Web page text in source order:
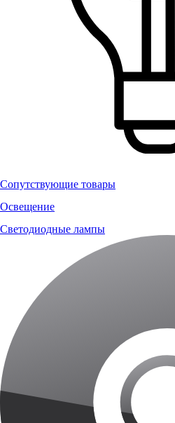
Сопутствующие товары
Освещение
Светодиодные лампы